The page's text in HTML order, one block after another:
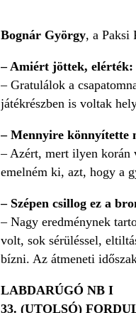
Bognár György, a Paksi
– Amiért jöttek, elérték:
– Gratulálok a
játékrészben is voltak
– Mennyire könnyítette
– Azért, mert ilyen korán
emelném ki, azt, hogy a
– Szépen csillog ez a
– Nagy eredménynek
volt, sok sérüléssel,
bízni. Az átmeneti
LABDARÚGÓ NB I
33. (UTOLSÓ)